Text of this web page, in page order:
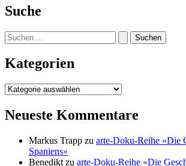
Suche
Suchen
nach:
Kategorien
Kategorien
Neueste Kommentare
Markus Trapp zu arte-Doku-Reihe «Die
Spaniens»
Benedikt zu arte-Doku-Reihe «Die